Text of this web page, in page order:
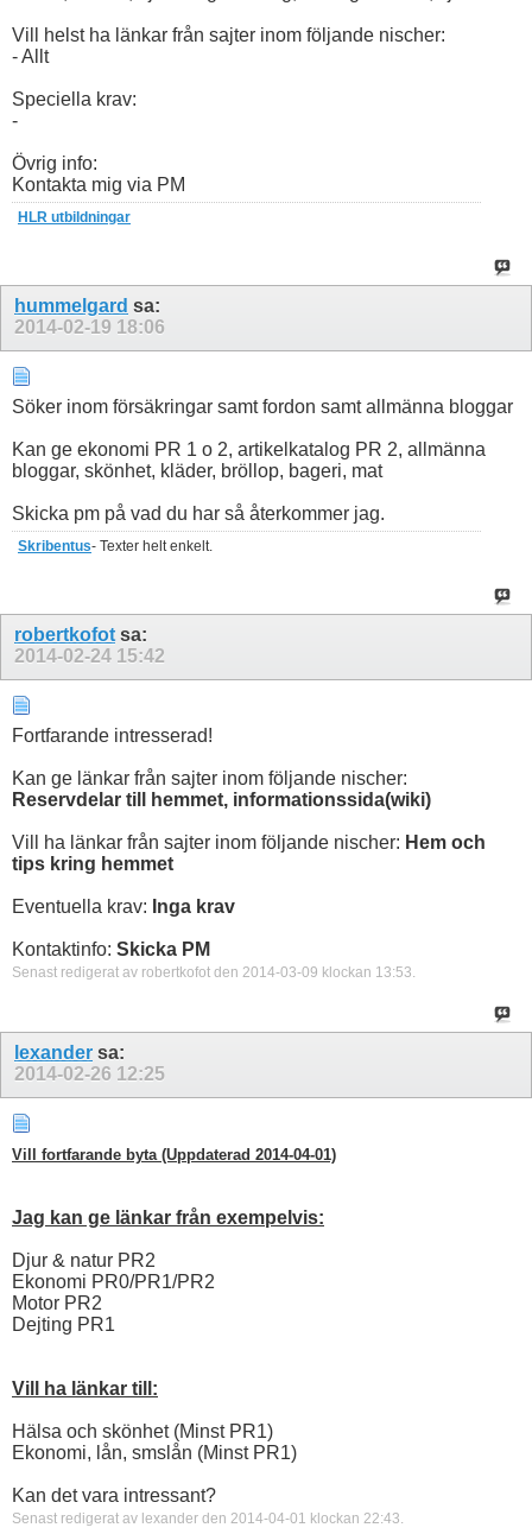
Vill helst ha länkar från sajter inom följande nischer:
- Allt
Speciella krav:
-
Övrig info:
Kontakta mig via PM
HLR utbildningar
hummelgard sa:
2014-02-19 18:06
Söker inom försäkringar samt fordon samt allmänna bloggar
Kan ge ekonomi PR 1 o 2, artikelkatalog PR 2, allmänna
bloggar, skönhet, kläder, bröllop, bageri, mat
Skicka pm på vad du har så återkommer jag.
Skribentus- Texter helt enkelt.
robertkofot sa:
2014-02-24 15:42
Fortfarande intresserad!
Kan ge länkar från sajter inom följande nischer:
Reservdelar till hemmet, informationssida(wiki)
Vill ha länkar från sajter inom följande nischer: Hem och
tips kring hemmet
Eventuella krav: Inga krav
Kontaktinfo: Skicka PM
Senast redigerat av robertkofot den 2014-03-09 klockan 13:53.
lexander sa:
2014-02-26 12:25
Vill fortfarande byta (Uppdaterad 2014-04-01)
Jag kan ge länkar från exempelvis:
Djur & natur PR2
Ekonomi PR0/PR1/PR2
Motor PR2
Dejting PR1
Vill ha länkar till:
Hälsa och skönhet (Minst PR1)
Ekonomi, lån, smslån (Minst PR1)
Kan det vara intressant?
Senast redigerat av lexander den 2014-04-01 klockan 22:43.